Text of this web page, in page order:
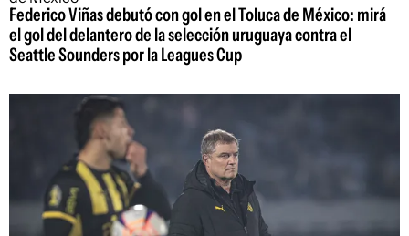
Federico Viñas debutó con gol en el Toluca de México: mirá
el gol del delantero de la selección uruguaya contra el
Seattle Sounders por la Leagues Cup